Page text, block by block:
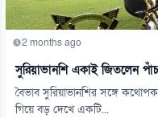
2 months ago
সুরিয়াভানশি একাই জিতলেন
বৈভাব সুরিয়াভানশির সঙ্গে
গিয়ে বড় দেখে একটি...